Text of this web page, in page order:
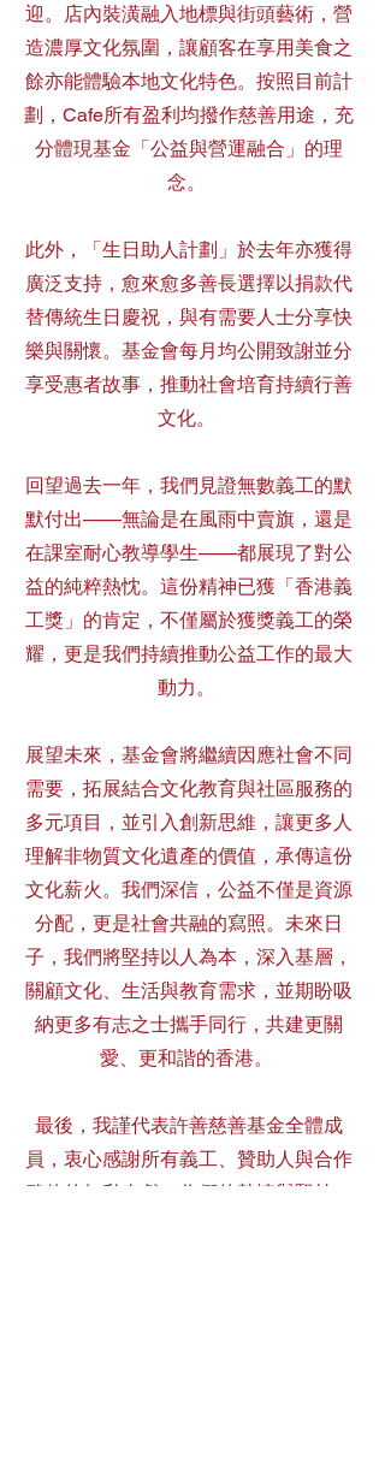
迎。店內裝潢融入地標與街頭藝術，營
造濃厚文化氛圍，讓顧客在享用美食之
餘亦能體驗本地文化特色。按照目前計
劃，Cafe所有盈利均撥作慈善用途，充
分體現基金「公益與營運融合」的理
念。
此外，「生日助人計劃」於去年亦獲得
廣泛支持，愈來愈多善長選擇以捐款代
替傳統生日慶祝，與有需要人士分享快
樂與關懷。基金會每月均公開致謝並分
享受惠者故事，推動社會培育持續行善
文化。
回望過去一年，我們見證無數義工的默
默付出——無論是在風雨中賣旗，還是
在課室耐心教導學生——都展現了對公
益的純粹熱忱。這份精神已獲「香港義
工獎」的肯定，不僅屬於獲獎義工的榮
耀，更是我們持續推動公益工作的最大
動力。
展望未來，基金會將繼續因應社會不同
需要，拓展結合文化教育與社區服務的
多元項目，並引入創新思維，讓更多人
理解非物質文化遺產的價值，承傳這份
文化薪火。我們深信，公益不僅是資源
分配，更是社會共融的寫照。未來日
子，我們將堅持以人為本，深入基層，
關顧文化、生活與教育需求，並期盼吸
納更多有志之士攜手同行，共建更關
愛、更和諧的香港。
最後，我謹代表許善慈善基金全體成
員，衷心感謝所有義工、贊助人與合作
夥伴的無私奉獻。你們的熱情與堅持，